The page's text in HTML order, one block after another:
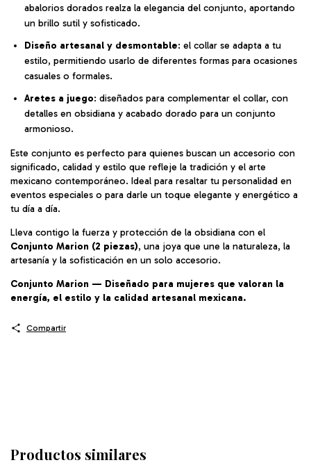
abalorios dorados realza la elegancia del conjunto, aportando
un brillo sutil y sofisticado.
Diseño artesanal y desmontable: el collar se adapta a tu
estilo, permitiendo usarlo de diferentes formas para ocasiones
casuales o formales.
Aretes a juego: diseñados para complementar el collar, con
detalles en obsidiana y acabado dorado para un conjunto
armonioso.
Este conjunto es perfecto para quienes buscan un accesorio con
significado, calidad y estilo que refleje la tradición y el arte
mexicano contemporáneo. Ideal para resaltar tu personalidad en
eventos especiales o para darle un toque elegante y energético a
tu día a día.
Lleva contigo la fuerza y protección de la obsidiana con el
Conjunto Marion (2 piezas), una joya que une la naturaleza, la
artesanía y la sofisticación en un solo accesorio.
Conjunto Marion — Diseñado para mujeres que valoran la
energía, el estilo y la calidad artesanal mexicana.
Compartir
Productos similares